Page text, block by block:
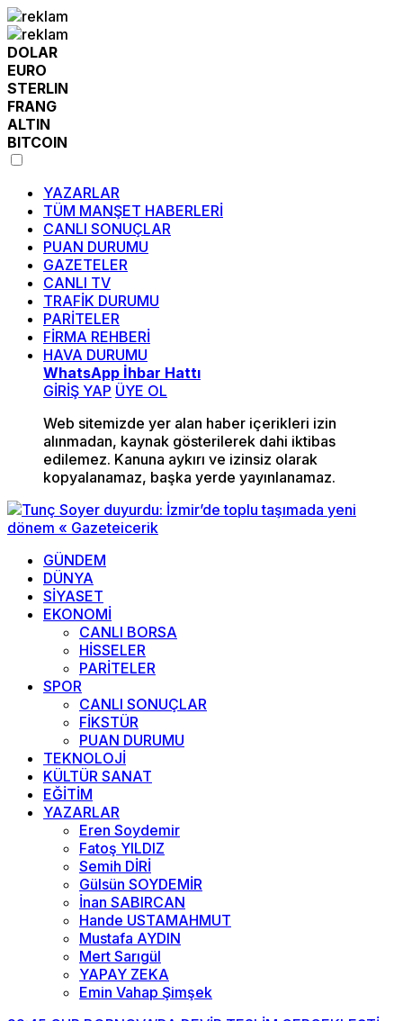
DOLAR
EURO
STERLIN
FRANG
ALTIN
BITCOIN
YAZARLAR
TÜM MANŞET HABERLERİ
CANLI SONUÇLAR
PUAN DURUMU
GAZETELER
CANLI TV
TRAFİK DURUMU
PARİTELER
FİRMA REHBERİ
HAVA DURUMU
WhatsApp İhbar Hattı
GİRİŞ YAP ÜYE OL
Web sitemizde yer alan haber içerikleri izin
alınmadan, kaynak gösterilerek dahi iktibas
edilemez. Kanuna aykırı ve izinsiz olarak
kopyalanamaz, başka yerde yayınlanamaz.
GÜNDEM
DÜNYA
SİYASET
EKONOMİ
CANLI BORSA
HİSSELER
PARİTELER
SPOR
CANLI SONUÇLAR
FİKSTÜR
PUAN DURUMU
TEKNOLOJİ
KÜLTÜR SANAT
EĞİTİM
YAZARLAR
Eren Soydemir
Fatoş YILDIZ
Semih DİRİ
Gülsün SOYDEMİR
İnan SABIRCAN
Hande USTAMAHMUT
Mustafa AYDIN
Mert Sarıgül
YAPAY ZEKA
Emin Vahap Şimşek